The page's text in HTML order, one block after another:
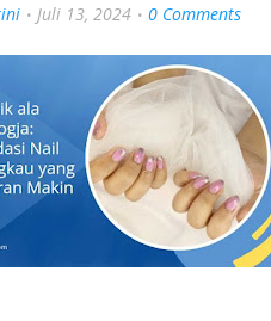
Juli 13, 2024 0 Comments